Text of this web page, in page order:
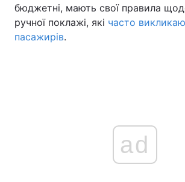
бюджетні, мають свої правила
ручної поклажі, які часто
пасажирів.
ad